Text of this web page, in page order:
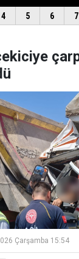
Çarşamba 15:54